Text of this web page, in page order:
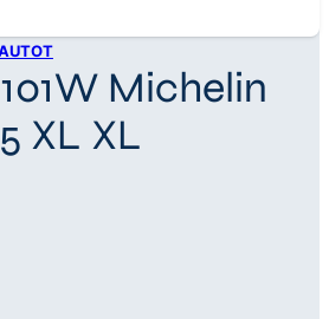
Michelin
XL XL